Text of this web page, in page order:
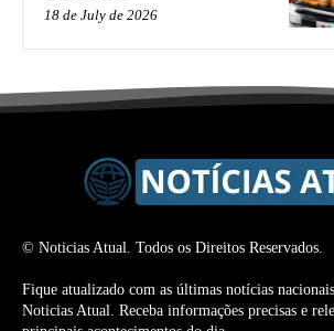
18 de July de 2026
© Noticias Atual. Todos os Direitos Reservados.
Fique atualizado com as últimas notícias
Noticias Atual. Receba informações precisas e